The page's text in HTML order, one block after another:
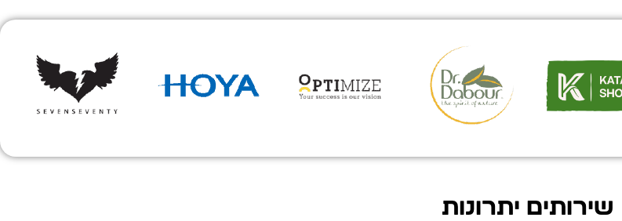
שירותים יתרונות